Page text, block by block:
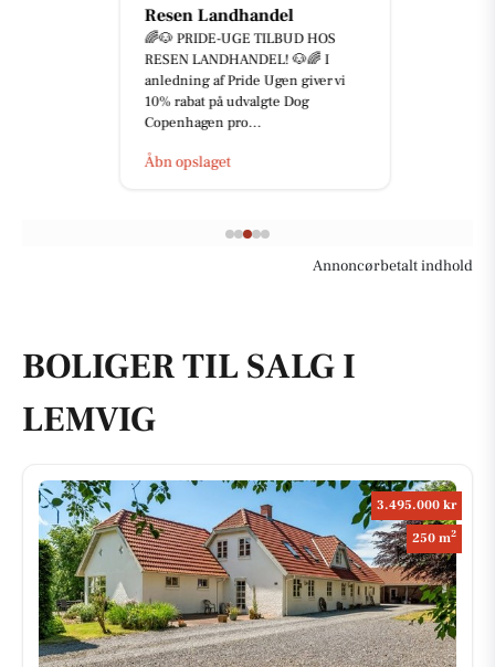
Resen Landhandel
🌈🐶 PRIDE-UGE TILBUD HOS
RESEN LANDHANDEL! 🐶🌈 I
anledning af Pride Ugen giver vi
10% rabat på udvalgte Dog
Copenhagen pro...
Åbn opslaget
Annoncørbetalt indhold
BOLIGER TIL SALG I
LEMVIG
3.495.000 kr
250 m2